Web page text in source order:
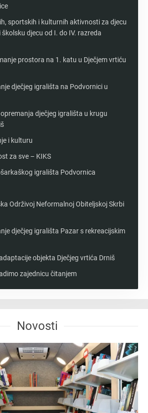
sportskih i kulturnih aktivnosti za djecu
djecu od I. do IV. razreda
prostora na 1. katu u Dječjem vrtiću
dječjeg igrališta na Podvornici u
dječjeg igrališta u krugu
i kulturu
za sve – KIKS
igrališta Podvornica
Održivoj Neformalnoj Obiteljskoj Skrbi
dječjeg igrališta Pazar s rekreacijskim
objekta Dječjeg vrtića Drniš
zajednicu čitanjem
Novosti